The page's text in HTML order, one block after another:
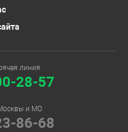
линия
28-57
и МО
86-68